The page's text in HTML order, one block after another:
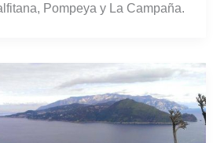
Pompeya y La Campaña.